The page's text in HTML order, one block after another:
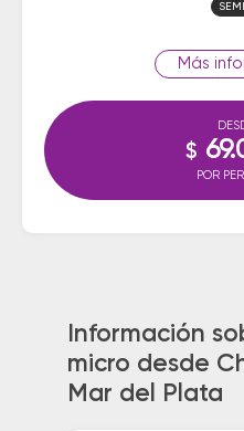
$
POR
Información
micro desde
Mar del Plata